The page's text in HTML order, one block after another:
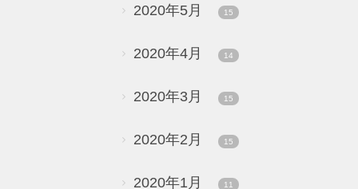
2020年5月 15
2020年4月 14
2020年3月 15
2020年2月 15
2020年1月 11